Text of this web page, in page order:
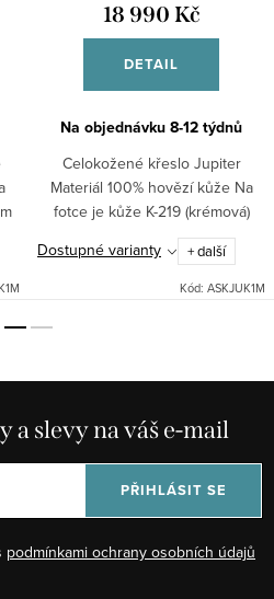
18 990 Kč
DETAIL
Na objednávku 8-12 týdnů
Celokožené křeslo Jupiter
Materiál 100% hovězí kůže Na
fotce je kůže K-219 (krémová)
Křeslo je celokožené i ze zadu.
Vnitřní výplň je ze SILIKONU, což
zajišťuje perfektní...
Dostupné varianty + další
Kód: ASKJUK1M
slevy na váš e-mail
podmínkami ochrany osobních údajů
PŘIHLÁSIT SE